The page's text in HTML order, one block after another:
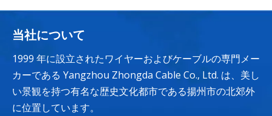
お問い合わせ
当社について
1999 年に設立されたワイヤーおよびケーブルの専門メー
カーである Yangzhou Zhongda Cable Co., Ltd. は、美し
い景観を持つ有名な歴史文化都市である揚州市の北郊外
に位置しています。